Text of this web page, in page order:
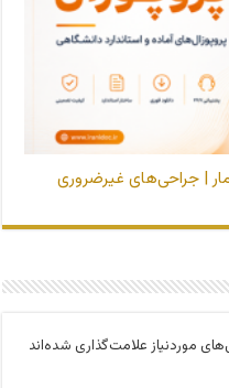
| جراحی‌های غیرضروری
موردنیاز علامت‌گذاری شده‌اند